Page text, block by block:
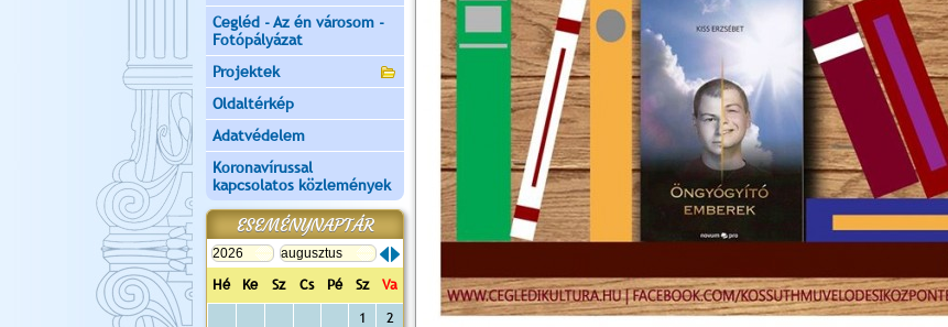
Cegléd - Az én városom -
Fotópályázat
Projektek
Oldaltérkép
Adatvédelem
Koronavírussal
kapcsolatos közlemények
ESEMÉNYNAPTÁR
Hé Ke Sz Cs Pé Sz
Va
1
2